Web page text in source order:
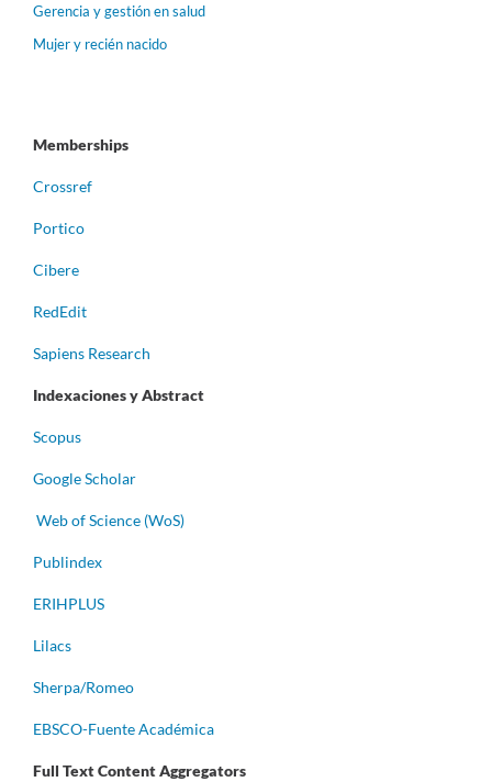
Gerencia y gestión en salud
Mujer y recién nacido
Memberships
Crossref
Portico
Cibere
RedEdit
Sapiens Research
Indexaciones y Abstract
Scopus
Google Scholar
Web of Science (WoS)
Publindex
ERIHPLUS
Lilacs
Sherpa/Romeo
EBSCO-Fuente Académica
Full Text Content Aggregators